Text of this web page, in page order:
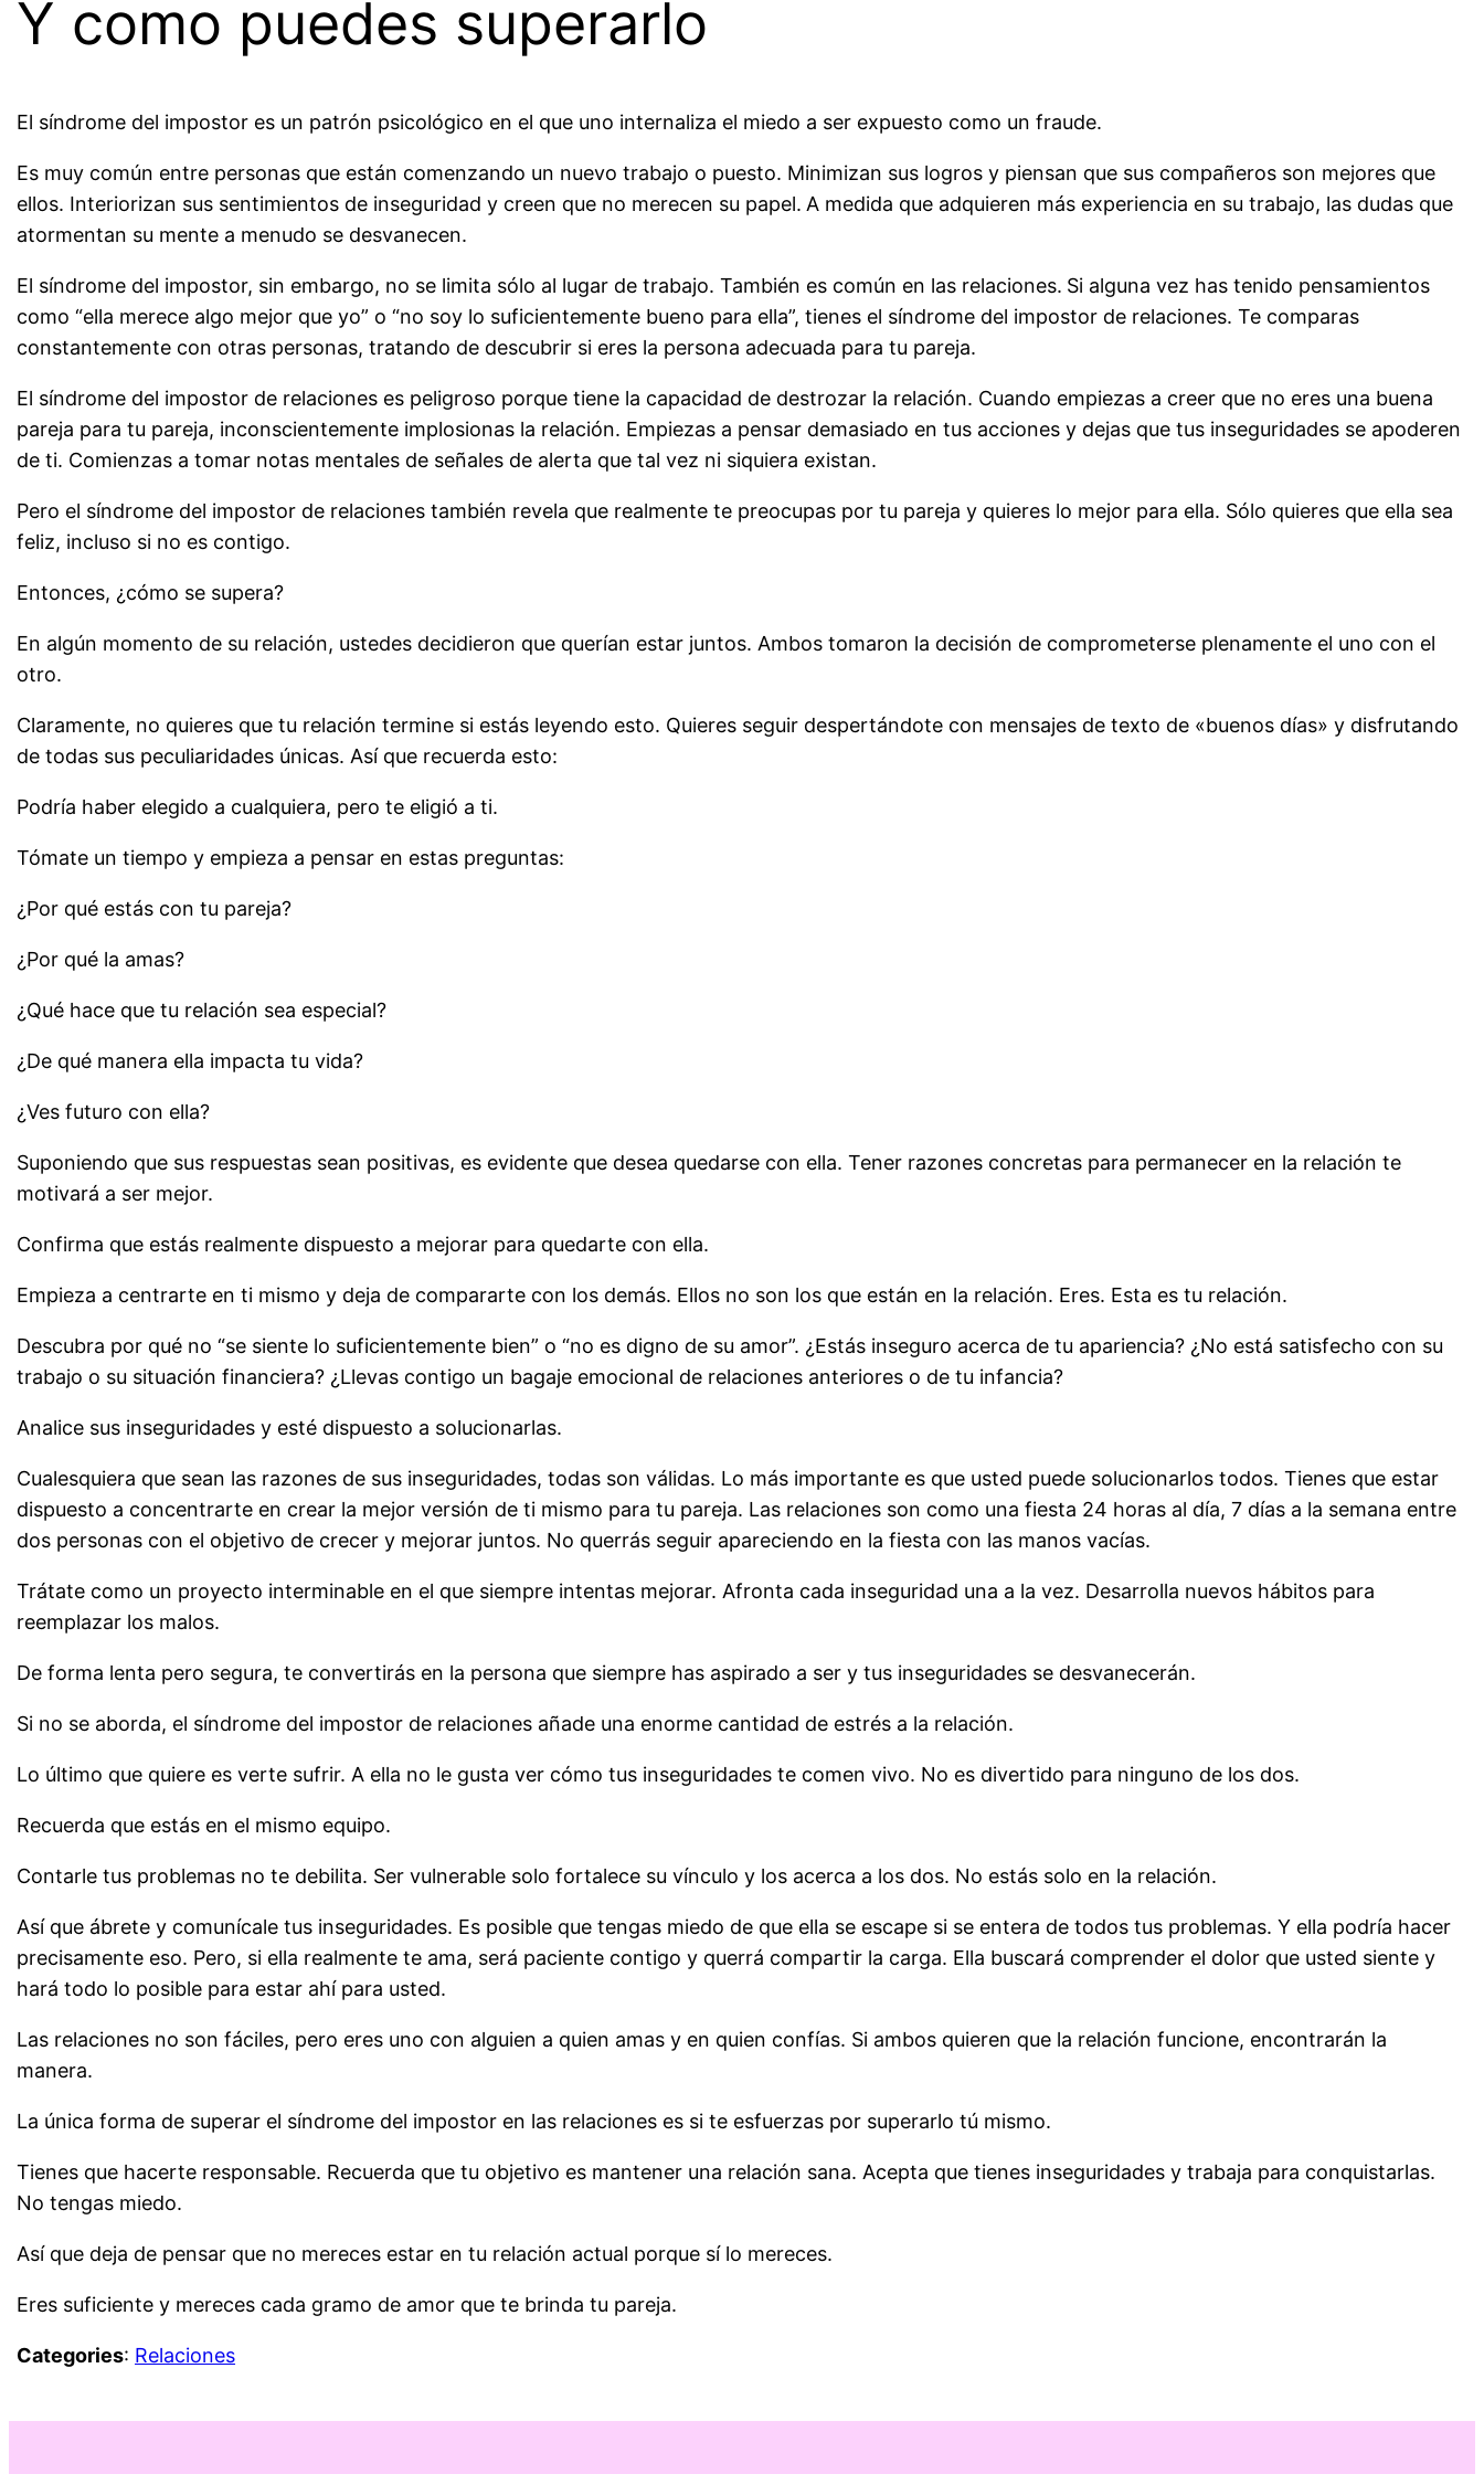
Y como puedes superarlo
El síndrome del impostor es un patrón psicológico en el que uno internaliza el miedo a ser expuesto como un fraude.
Es muy común entre personas que están comenzando un nuevo trabajo o puesto. Minimizan sus logros y piensan que sus compañeros son mejores que
ellos. Interiorizan sus sentimientos de inseguridad y creen que no merecen su papel. A medida que adquieren más experiencia en su trabajo, las dudas que
atormentan su mente a menudo se desvanecen.
El síndrome del impostor, sin embargo, no se limita sólo al lugar de trabajo. También es común en las relaciones. Si alguna vez has tenido pensamientos
como “ella merece algo mejor que yo” o “no soy lo suficientemente bueno para ella”, tienes el síndrome del impostor de relaciones. Te comparas
constantemente con otras personas, tratando de descubrir si eres la persona adecuada para tu pareja.
El síndrome del impostor de relaciones es peligroso porque tiene la capacidad de destrozar la relación. Cuando empiezas a creer que no eres una buena
pareja para tu pareja, inconscientemente implosionas la relación. Empiezas a pensar demasiado en tus acciones y dejas que tus inseguridades se apoderen
de ti. Comienzas a tomar notas mentales de señales de alerta que tal vez ni siquiera existan.
Pero el síndrome del impostor de relaciones también revela que realmente te preocupas por tu pareja y quieres lo mejor para ella. Sólo quieres que ella sea
feliz, incluso si no es contigo.
Entonces, ¿cómo se supera?
En algún momento de su relación, ustedes decidieron que querían estar juntos. Ambos tomaron la decisión de comprometerse plenamente el uno con el
otro.
Claramente, no quieres que tu relación termine si estás leyendo esto. Quieres seguir despertándote con mensajes de texto de «buenos días» y disfrutando
de todas sus peculiaridades únicas. Así que recuerda esto:
Podría haber elegido a cualquiera, pero te eligió a ti.
Tómate un tiempo y empieza a pensar en estas preguntas:
¿Por qué estás con tu pareja?
¿Por qué la amas?
¿Qué hace que tu relación sea especial?
¿De qué manera ella impacta tu vida?
¿Ves futuro con ella?
Suponiendo que sus respuestas sean positivas, es evidente que desea quedarse con ella. Tener razones concretas para permanecer en la relación te
motivará a ser mejor.
Confirma que estás realmente dispuesto a mejorar para quedarte con ella.
Empieza a centrarte en ti mismo y deja de compararte con los demás. Ellos no son los que están en la relación. Eres. Esta es tu relación.
Descubra por qué no “se siente lo suficientemente bien” o “no es digno de su amor”. ¿Estás inseguro acerca de tu apariencia? ¿No está satisfecho con su
trabajo o su situación financiera? ¿Llevas contigo un bagaje emocional de relaciones anteriores o de tu infancia?
Analice sus inseguridades y esté dispuesto a solucionarlas.
Cualesquiera que sean las razones de sus inseguridades, todas son válidas. Lo más importante es que usted puede solucionarlos todos. Tienes que estar
dispuesto a concentrarte en crear la mejor versión de ti mismo para tu pareja. Las relaciones son como una fiesta 24 horas al día, 7 días a la semana entre
dos personas con el objetivo de crecer y mejorar juntos. No querrás seguir apareciendo en la fiesta con las manos vacías.
Trátate como un proyecto interminable en el que siempre intentas mejorar. Afronta cada inseguridad una a la vez. Desarrolla nuevos hábitos para
reemplazar los malos.
De forma lenta pero segura, te convertirás en la persona que siempre has aspirado a ser y tus inseguridades se desvanecerán.
Si no se aborda, el síndrome del impostor de relaciones añade una enorme cantidad de estrés a la relación.
Lo último que quiere es verte sufrir. A ella no le gusta ver cómo tus inseguridades te comen vivo. No es divertido para ninguno de los dos.
Recuerda que estás en el mismo equipo.
Contarle tus problemas no te debilita. Ser vulnerable solo fortalece su vínculo y los acerca a los dos. No estás solo en la relación.
Así que ábrete y comunícale tus inseguridades. Es posible que tengas miedo de que ella se escape si se entera de todos tus problemas. Y ella podría hacer
precisamente eso. Pero, si ella realmente te ama, será paciente contigo y querrá compartir la carga. Ella buscará comprender el dolor que usted siente y
hará todo lo posible para estar ahí para usted.
Las relaciones no son fáciles, pero eres uno con alguien a quien amas y en quien confías. Si ambos quieren que la relación funcione, encontrarán la
manera.
La única forma de superar el síndrome del impostor en las relaciones es si te esfuerzas por superarlo tú mismo.
Tienes que hacerte responsable. Recuerda que tu objetivo es mantener una relación sana. Acepta que tienes inseguridades y trabaja para conquistarlas.
No tengas miedo.
Así que deja de pensar que no mereces estar en tu relación actual porque sí lo mereces.
Eres suficiente y mereces cada gramo de amor que te brinda tu pareja.
Categories: Relaciones